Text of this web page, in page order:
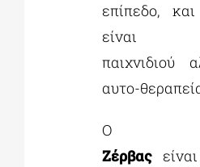
επίπεδο,
είναι
παιχνιδιού
αυτο-
Ζέρβαςείναι